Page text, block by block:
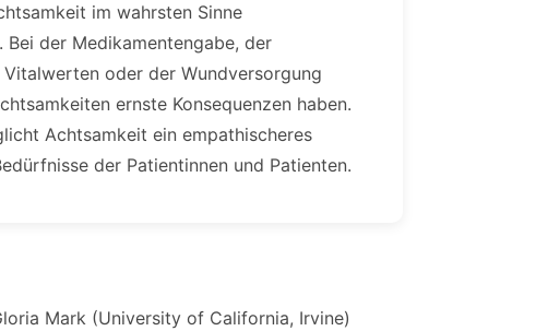
im wahrsten Sinne
Bei der Medikamentengabe, der
oder der Wundversorgung
ernste Konsequenzen haben.
Achtsamkeit ein empathischeres
der Patientinnen und Patienten.
Mark (University of California, Irvine)